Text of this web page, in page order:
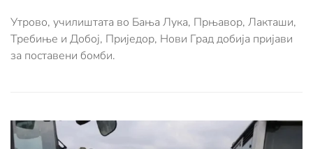
Утрово, училиштата во Бања Лука, Прњавор, Лакташи,
Требиње и Добој, Приједор, Нови Град добија пријави
за поставени бомби.